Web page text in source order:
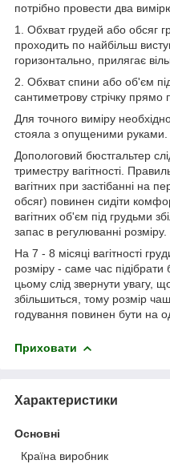
потрібно провести два
1. Обхват грудей або обсяг
проходить по найбільш
горизонтально, прилягає
2. Обхват спини або об'єм
сантиметрову стрічку прямо
Для точного виміру
стояла з опущеними руками.
Допологовий бюстгальтер
триместру вагітності.
вагітних при застібанні на
обсяг) повинен сидіти
вагітних об'єм під грудьми
запас в регулюванні розміру.
На 7 - 8 місяці вагітності
розміру - саме час
цьому слід звернути увагу,
збільшиться, тому розмір
годування повинен бути на
Приховати
Характеристики
Основні
Країна виробник